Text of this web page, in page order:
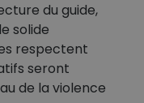
du guide,
solide
respectent
seront
de la violence